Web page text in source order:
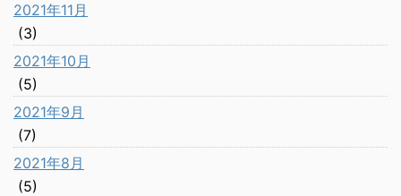
2021年11月
(3)
2021年10月
(5)
2021年9月
(7)
2021年8月
(5)